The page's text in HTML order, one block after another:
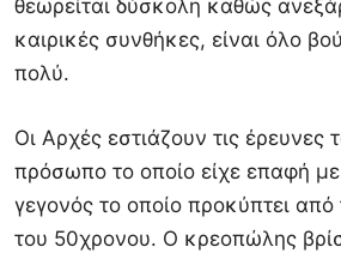
θεωρείται δύσκολη καθώς
καιρικές συνθήκες, είναι όλο
πολύ.
Οι Αρχές εστιάζουν τις έρευνες
πρόσωπο το οποίο είχε επαφή
γεγονός το οποίο προκύπτει
του 50χρονου. O κρεοπώλης